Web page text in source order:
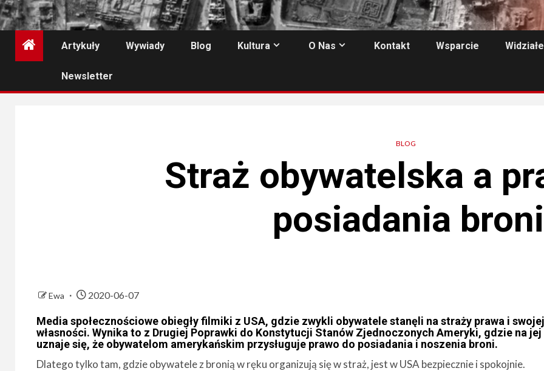
Artykuły Wywiady Blog Kultura O Nas Kontakt Wsparcie
Newsletter
BLOG
Straż obywatelska a
posiadania broni
Ewa 2020-06-07
Media społecznościowe obiegły filmiki z USA, gdzie zwykli obywatele stanęli na straży prawa i swojej
własności. Wynika to z Drugiej Poprawki do Konstytucji Stanów Zjednoczonych Ameryki, gdzie na
uznaje się, że obywatelom amerykańskim przysługuje prawo do posiadania i noszenia broni.
Dlatego tylko tam, gdzie obywatele z bronią w ręku organizują się w straż, jest w USA bezpiecznie i spokojnie.